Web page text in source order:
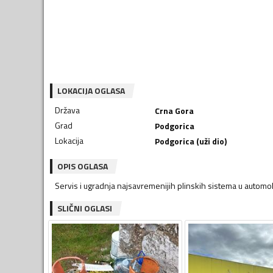
LOKACIJA OGLASA
Država
Crna Gora
Grad
Podgorica
Lokacija
Podgorica (uži dio)
OPIS OGLASA
Servis i ugradnja najsavremenijih plinskih sistema u
SLIČNI OGLASI